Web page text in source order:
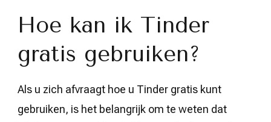
Hoe kan ik Tinder
gratis gebruiken?
Als u zich afvraagt hoe u Tinder gratis kunt
gebruiken, is het belangrijk om te weten dat